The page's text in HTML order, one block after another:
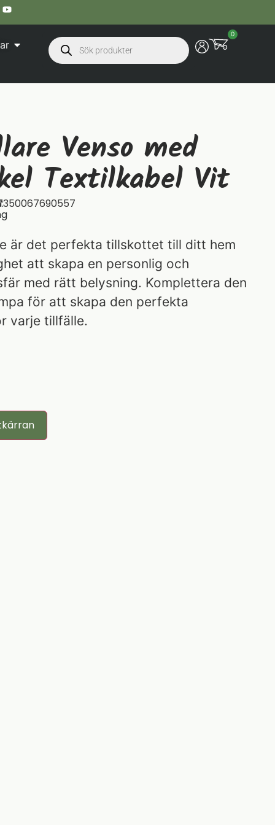
0
Venso med
Textilkabel Vit
är det perfekta tillskottet till ditt hem
att skapa en personlig och
med rätt belysning. Komplettera den
för att skapa den perfekta
varje tillfälle.